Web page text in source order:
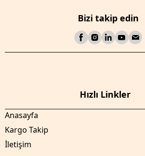
Bizi takip edin
Hızlı Linkler
Anasayfa
Kargo Takip
İletişim